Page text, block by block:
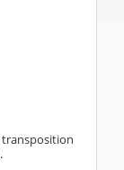
transposition